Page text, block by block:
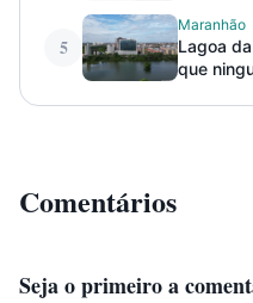
5
Maranhão
Lagoa
que
Comentários
Seja o primeiro a